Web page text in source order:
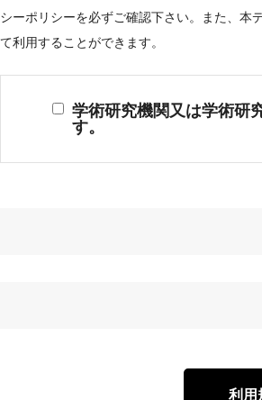
シーポリシーを必ずご確認下さい。また、本
て利用することができます。
学術研究機関又は学術研
す。
利用